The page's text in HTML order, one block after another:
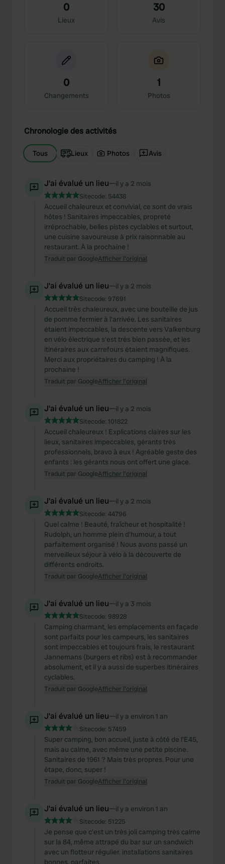
0
Lieux
30
Avis
0
Changements
1
Photos
Chronologie des activités
Tous Lieux Photos Avis
J'ai évalué un lieu—il y a 2 mois
Sitecode: 54438
Accueil chaleureux et convivial, ce sont de vrais
hôtes ! Sanitaires impeccables, propreté
irréprochable, belles pistes cyclables et surtout,
une cuisine savoureuse à prix raisonnable au
restaurant. À la prochaine !
Traduit par GoogleAfficher l'original
J'ai évalué un lieu—il y a 2 mois
Sitecode: 97691
Accueil très chaleureux, avec une bouteille de jus
de pomme fermier à l'arrivée. Les sanitaires
étaient impeccables, la descente vers Valkenburg
en vélo électrique s'est très bien passée, et les
itinéraires aux carrefours étaient magnifiques.
Merci aux propriétaires du camping ! À la
prochaine !
Traduit par GoogleAfficher l'original
J'ai évalué un lieu—il y a 2 mois
Sitecode: 101822
Accueil chaleureux ! Explications claires sur les
lieux, sanitaires impeccables, gérants très
professionnels, bravo à eux ! Agréable geste des
enfants : les gérants nous ont offert une glace.
Traduit par GoogleAfficher l'original
J'ai évalué un lieu—il y a 2 mois
Sitecode: 44796
Quel calme ! Beauté, fraîcheur et hospitalité !
Rudolph, un homme plein d'humour, a tout
parfaitement organisé ! Nous avons passé un
merveilleux séjour à vélo à la découverte de
différents endroits.
Traduit par GoogleAfficher l'original
J'ai évalué un lieu—il y a 3 mois
Sitecode: 98928
Camping charmant, les emplacements en façade
sont parfaits pour les campeurs, les sanitaires
sont impeccables et toujours frais, le restaurant
Jannemans (burgers et ribs) est à recommander
absolument, et il y a aussi de superbes itinéraires
cyclables.
Traduit par GoogleAfficher l'original
J'ai évalué un lieu—il y a environ 1 an
Sitecode: 57459
Super camping, bon accueil, juste à côté de l'E45,
mais au calme, avec même une petite piscine.
Sanitaires de 1961 ? Mais très propres. Pour une
étape, donc, super !
Traduit par GoogleAfficher l'original
J'ai évalué un lieu—il y a environ 1 an
Sitecode: 51225
Je pense que c'est un très joli camping très calme
sur la 84, même attrapé du bar sur un sandwich
avec un flotteur régulier. installations sanitaires
bonnes, parfaites.